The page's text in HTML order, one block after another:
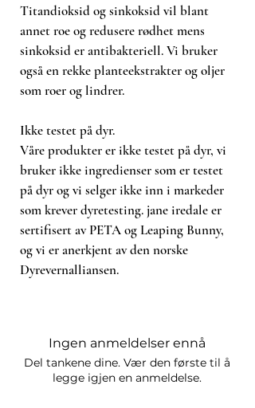
Titandioksid og sinkoksid vil blant
annet roe og redusere rødhet mens
sinkoksid er antibakteriell. Vi bruker
også en rekke planteekstrakter og oljer
som roer og lindrer.
Ikke testet på dyr.
Våre produkter er ikke testet på dyr, vi
bruker ikke ingredienser som er testet
på dyr og vi selger ikke inn i markeder
som krever dyretesting. jane iredale er
sertifisert av PETA og Leaping Bunny,
og vi er anerkjent av den norske
Dyrevernalliansen.
Ingen anmeldelser ennå
Del tankene dine. Vær den første til å
legge igjen en anmeldelse.